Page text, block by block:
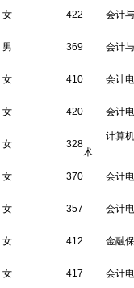
女 422 会计
男 369 会计
女 410 会计
女 420 会计
女 328
计算
术
女 370 会计
女 357 会计
女 412 金融
女 417 会计